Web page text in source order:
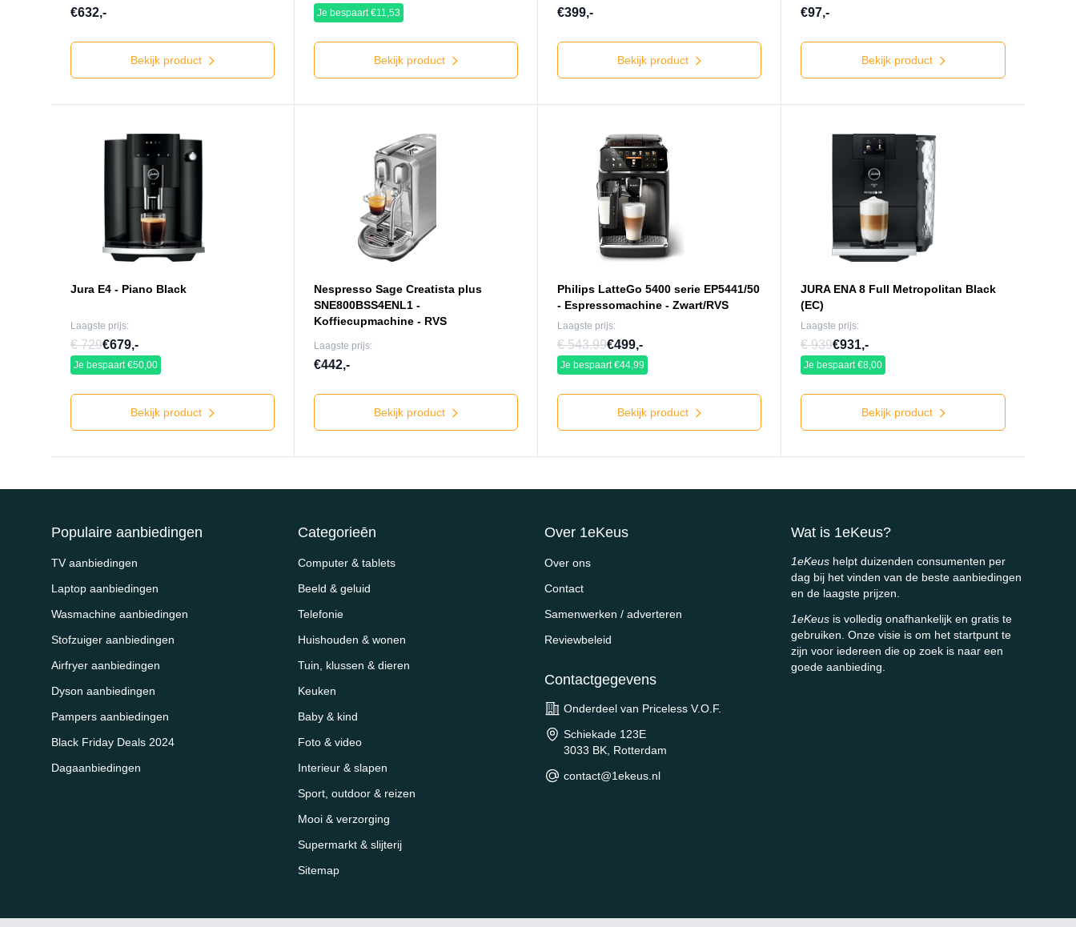
€632,-
Bekijk product
Je bespaart €11,53
Bekijk product
€399,-
Bekijk product
€97,-
Bekijk product
Jura E4 - Piano Black
Laagste prijs:
€ 729€679,-
Je bespaart €50,00
Bekijk product
Nespresso Sage Creatista plus
SNE800BSS4ENL1 -
Koffiecupmachine - RVS
Laagste prijs:
€442,-
Bekijk product
Philips LatteGo 5400 serie EP5441/50
- Espressomachine - Zwart/RVS
Laagste prijs:
€ 543.99€499,-
Je bespaart €44,99
Bekijk product
JURA ENA 8 Full Metropolitan Black
(EC)
Laagste prijs:
€ 939€931,-
Je bespaart €8,00
Bekijk product
Populaire aanbiedingen
TV aanbiedingen
Laptop aanbiedingen
Wasmachine aanbiedingen
Stofzuiger aanbiedingen
Airfryer aanbiedingen
Dyson aanbiedingen
Pampers aanbiedingen
Black Friday Deals 2024
Dagaanbiedingen
Categorieēn
Computer & tablets
Beeld & geluid
Telefonie
Huishouden & wonen
Tuin, klussen & dieren
Keuken
Baby & kind
Foto & video
Interieur & slapen
Sport, outdoor & reizen
Mooi & verzorging
Supermarkt & slijterij
Sitemap
Over 1eKeus
Over ons
Contact
Samenwerken / adverteren
Reviewbeleid
Contactgegevens
Onderdeel van Priceless V.O.F.
Schiekade 123E
3033 BK, Rotterdam
contact@1ekeus.nl
Wat is 1eKeus?
1eKeus helpt duizenden consumenten per
dag bij het vinden van de beste aanbiedingen
en de laagste prijzen.
1eKeus is volledig onafhankelijk en gratis te
gebruiken. Onze visie is om het startpunt te
zijn voor iedereen die op zoek is naar een
goede aanbieding.